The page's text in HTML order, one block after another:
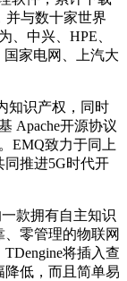
并与数十家世界
、中兴、HPE、
国家电网、上汽大
知识产权，同时
Apache开源协议
EMQ致力于同上
同推进5G时代开
一款拥有自主知识
零管理的物联网
将插入查
低，而且简单易